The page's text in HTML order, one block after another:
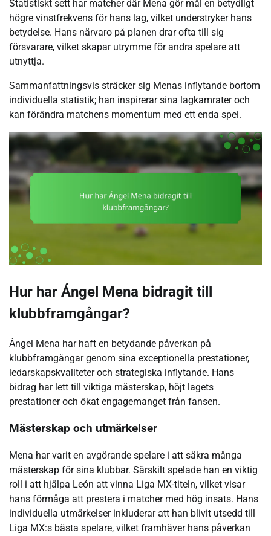
Statistiskt sett har matcher där Mena gör mål en betydligt
högre vinstfrekvens för hans lag, vilket understryker hans
betydelse. Hans närvaro på planen drar ofta till sig
försvarare, vilket skapar utrymme för andra spelare att
utnyttja.
Sammanfattningsvis sträcker sig Menas inflytande bortom
individuella statistik; han inspirerar sina lagkamrater och
kan förändra matchens momentum med ett enda spel.
Hur har Ángel Mena bidragit till
klubbframgångar?
Ángel Mena har haft en betydande påverkan på
klubbframgångar genom sina exceptionella prestationer,
ledarskapskvaliteter och strategiska inflytande. Hans
bidrag har lett till viktiga mästerskap, höjt lagets
prestationer och ökat engagemanget från fansen.
Mästerskap och utmärkelser
Mena har varit en avgörande spelare i att säkra många
mästerskap för sina klubbar. Särskilt spelade han en viktig
roll i att hjälpa León att vinna Liga MX-titeln, vilket visar
hans förmåga att prestera i matcher med hög insats. Hans
individuella utmärkelser inkluderar att han blivit utsedd till
Liga MX:s bästa spelare, vilket framhäver hans påverkan